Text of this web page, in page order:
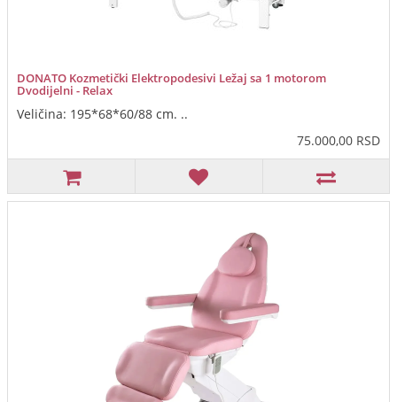
DONATO Kozmetički Elektropodesivi Ležaj sa 1 motorom
Dvodijelni - Relax
Veličina: 195*68*60/88 cm. ..
75.000,00 RSD